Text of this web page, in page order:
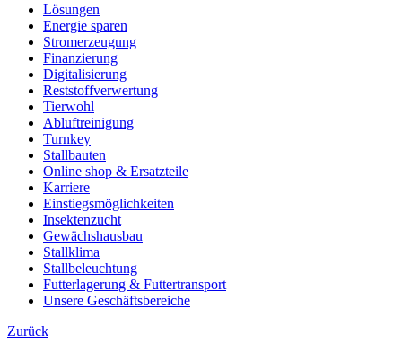
Lösungen
Energie sparen
Stromerzeugung
Finanzierung
Digitalisierung
Reststoffverwertung
Tierwohl
Abluftreinigung
Turnkey
Stallbauten
Online shop & Ersatzteile
Karriere
Einstiegsmöglichkeiten
Insektenzucht
Gewächshausbau
Stallklima
Stallbeleuchtung
Futterlagerung & Futtertransport
Unsere Geschäftsbereiche
Zurück